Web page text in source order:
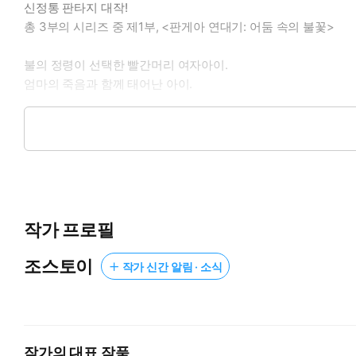
신정통 판타지 대작!
총 3부의 시리즈 중 제1부, <판게아 연대기: 어둠 속의 불꽃>
불의 정령이 선택한 빨간머리 여자아이.
엄마의 죽음과 함께 태어난 아이.
작가 프로필
조스토이
작가 신간 알림 · 소식